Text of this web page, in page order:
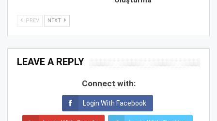
PREV NEXT
LEAVE A REPLY
Connect with:
Login With Facebook